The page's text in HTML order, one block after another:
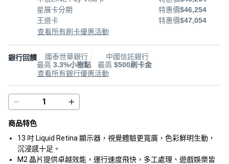
星展卡分期
特惠價$46,254
王道卡
特惠價$47,054
查看所有刷卡優惠活動
銀行回饋
國泰世華銀行
最高 3.3%小樹點
中國信託銀行
最高 $500刷卡金
查看所有銀行優惠活動
商品特色
13 吋 Liquid Retina 顯示器，視覺體驗更寬廣，色彩鮮明生動，
沉浸感十足。
M2 晶片提供卓越效能，運行速度飛快，多工處理、遊戲娛樂皆